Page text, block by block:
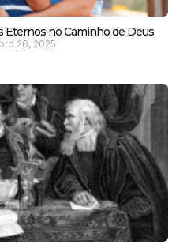
Eternos no Caminho de Deus
26, 2025